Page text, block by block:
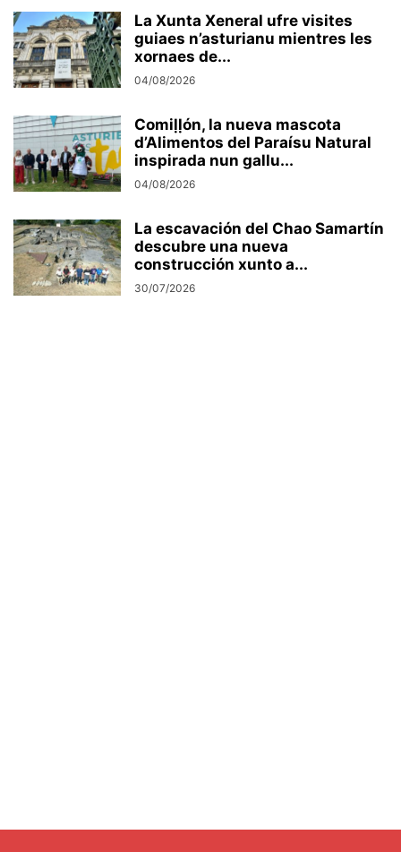
La Xunta Xeneral ufre visites
guiaes n’asturianu mientres les
xornaes de...
04/08/2026
Comiḷḷón, la nueva mascota
d’Alimentos del Paraísu Natural
inspirada nun gallu...
04/08/2026
La escavación del Chao Samartín
descubre una nueva
construcción xunto a...
30/07/2026